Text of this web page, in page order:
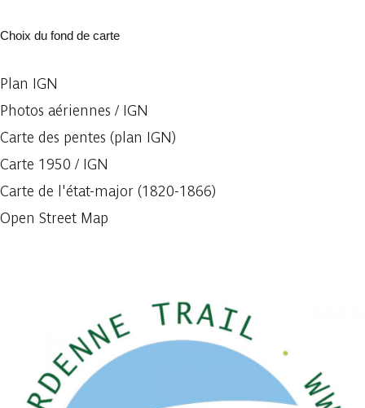
Choix du fond de carte
Plan IGN
Photos aériennes / IGN
Carte des pentes (plan IGN)
Carte 1950 / IGN
Carte de l'état-major (1820-1866)
Open Street Map